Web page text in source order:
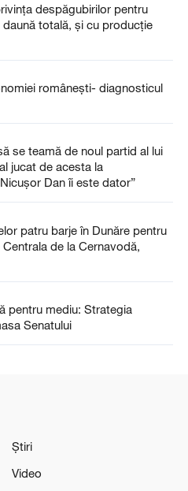
despăgubirilor pentru
totală, și cu producție
românești- diagnosticul
se teamă de noul partid al lui
jucat de acesta la
Dan îi este dator”
patru barje în Dunăre pentru
de la Cernavodă,
pentru mediu: Strategia
Senatului
Știri
Video